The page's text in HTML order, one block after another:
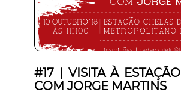
#17 | VISITA À
COM JORGE MARTINS